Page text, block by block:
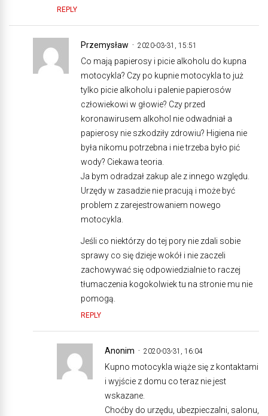
REPLY
Przemysław 2020-03-31, 15:51
Co mają papierosy i picie alkoholu do kupna
motocykla? Czy po kupnie motocykla to już
tylko picie alkoholu i palenie papierosów
człowiekowi w głowie? Czy przed
koronawirusem alkohol nie odwadniał a
papierosy nie szkodziły zdrowiu? Higiena nie
była nikomu potrzebna i nie trzeba było pić
wody? Ciekawa teoria.
Ja bym odradzał zakup ale z innego względu.
Urzędy w zasadzie nie pracują i może być
problem z zarejestrowaniem nowego
motocykla.
Jeśli co niektórzy do tej pory nie zdali sobie
sprawy co się dzieje wokół i nie zaczeli
zachowywać się odpowiedzialnie to raczej
tłumaczenia kogokolwiek tu na stronie mu nie
pomogą.
REPLY
Anonim 2020-03-31, 16:04
Kupno motocykla wiąże się z kontaktami
i wyjście z domu co teraz nie jest
wskazane.
Choćby do urzędu, ubezpieczalni, salonu,